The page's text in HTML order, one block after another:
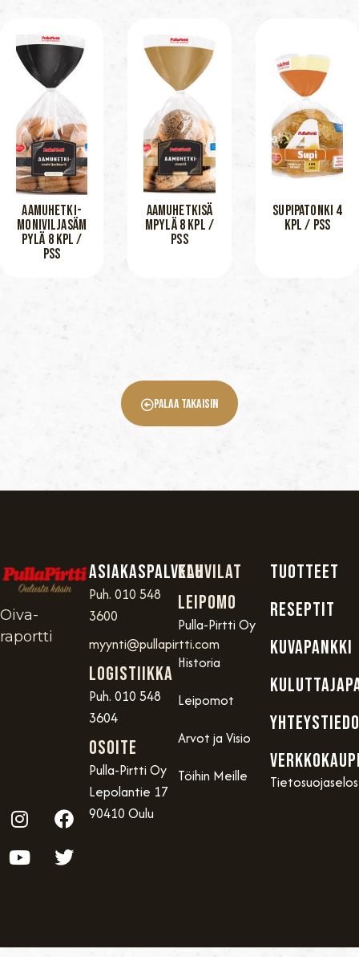
AAMUHETKI-
MONIVILJASÄM
PYLÄ 8 KPL /
PSS
AAMUHETKISÄ
MPYLÄ 8 KPL /
PSS
SUPIPATONKI 4
KPL / PSS
Palaa Takaisin
Oiva-
raportti
Asiakaspalvelu
Puh. 010 548
3600
myynti@pullapirtti.com
Logistiikka
Puh. 010 548
3604
OSOITE
Pulla-Pirtti Oy
Lepolantie 17
90410 Oulu
Kahvilat
Leipomo
Pulla-Pirtti Oy
Historia
Leipomot
Arvot ja Visio
Töihin Meille
TUOTTEET
RESEPTIT
KUVAPANKKI